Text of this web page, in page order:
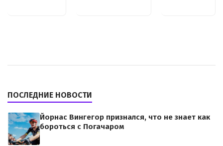
ПОСЛЕДНИЕ НОВОСТИ
Йорнас Вингегор признался, что не знает как
бороться с Погачаром